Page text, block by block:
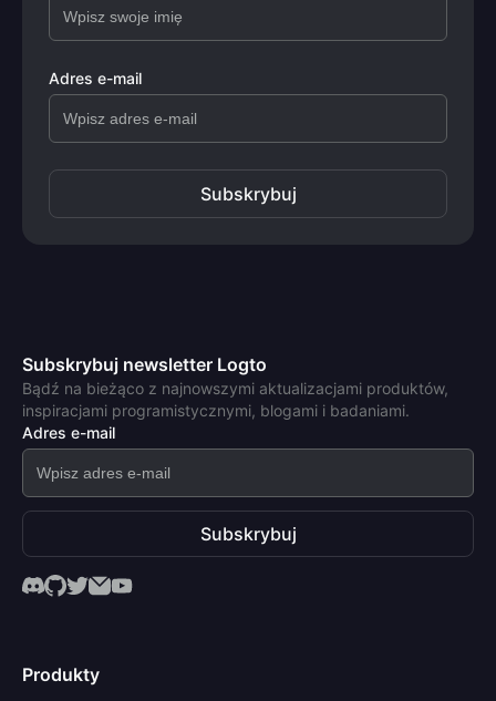
Adres e-mail
Subskrybuj
Subskrybuj newsletter Logto
Bądź na bieżąco z najnowszymi aktualizacjami produktów,
inspiracjami programistycznymi, blogami i badaniami.
Adres e-mail
Subskrybuj
Produkty